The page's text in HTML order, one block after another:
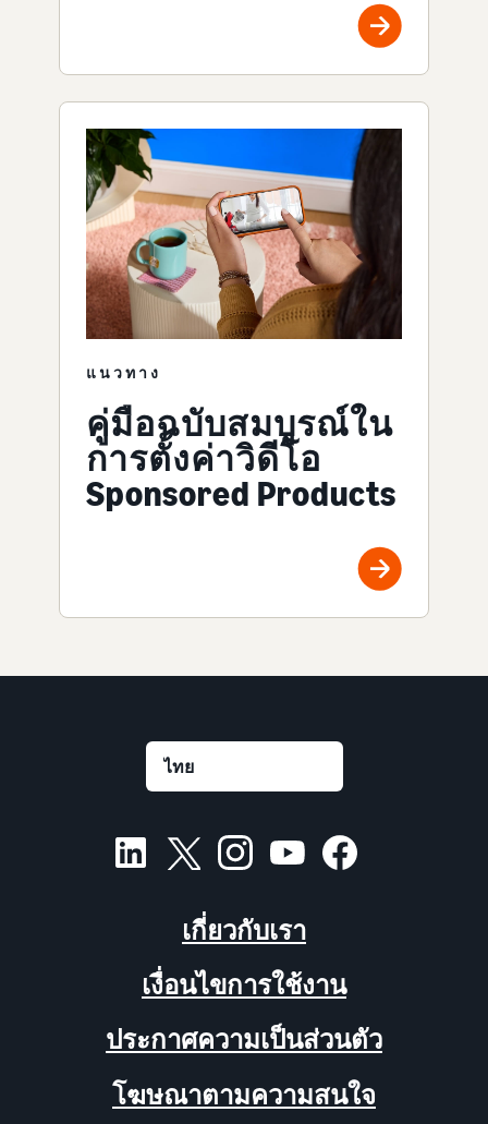
แนวทาง
คู่มือฉบับสมบูรณ์ใน
การตั้งค่าวิดีโอ
Sponsored Products
เกี่ยวกับเรา
เงื่อนไขการใช้งาน
ประกาศความเป็นส่วนตัว
โฆษณาตามความสนใจ